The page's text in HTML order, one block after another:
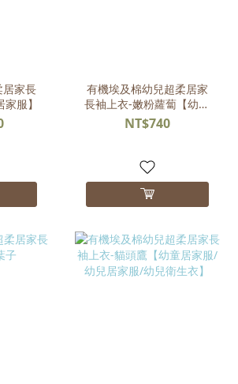
居家長
服】
有機埃及棉幼兒超柔居家
長袖上衣-嫩粉蘿蔔【幼童
居家服/幼兒居家服/幼兒衛
NT$740